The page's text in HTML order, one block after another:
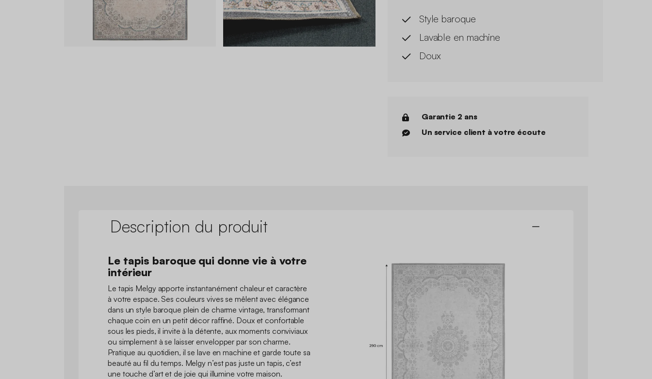
Style baroque
Lavable en machine
Doux
Garantie 2 ans
Un service client à votre écoute
Description du produit
Le tapis baroque qui donne vie à votre
intérieur
Le tapis Melgy apporte instantanément chaleur et caractère
à votre espace. Ses couleurs vives se mêlent avec élégance
dans un style baroque plein de charme vintage, transformant
chaque coin en un petit décor raffiné. Doux et confortable
sous les pieds, il invite à la détente, aux moments conviviaux
ou simplement à se laisser envelopper par son charme.
Pratique au quotidien, il se lave en machine et garde toute sa
beauté au fil du temps. Melgy n’est pas juste un tapis, c’est
une touche d’art et de joie qui illumine votre maison.